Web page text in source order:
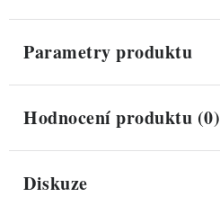
Parametry produktu
Hodnocení produktu (0)
Diskuze